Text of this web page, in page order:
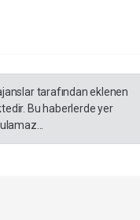
tarafından eklenen
Bu haberlerde yer